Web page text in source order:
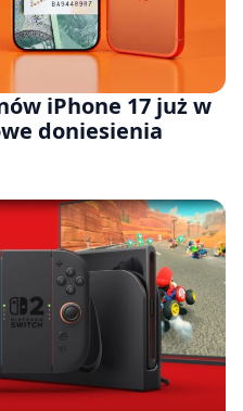
iPhone 17 już w
doniesienia